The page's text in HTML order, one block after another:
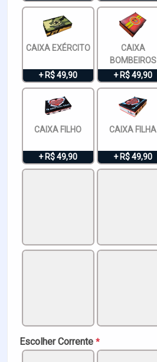
CAIXA EXÉRCITO
+ R$ 49,90
CAIXA
BOMBEIROS
+ R$ 49,90
CAIXA FILHO
+ R$ 49,90
CAIXA FILHA
+ R$ 49,90
Escolher Corrente *